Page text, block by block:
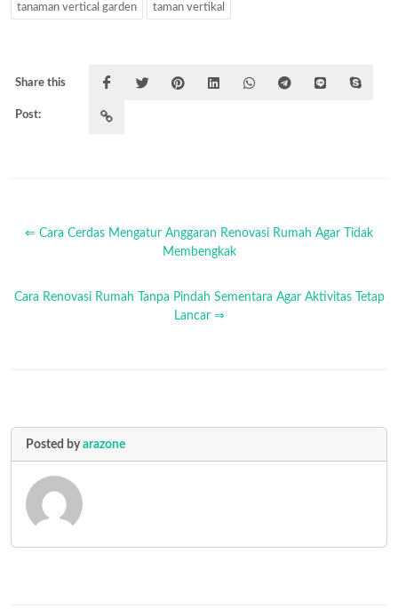
tanaman vertical garden taman vertikal
Share this
Post:
⇐ Cara Cerdas Mengatur Anggaran Renovasi Rumah Agar Tidak
Membengkak
Cara Renovasi Rumah Tanpa Pindah Sementara Agar Aktivitas Tetap
Lancar ⇒
Posted byarazone